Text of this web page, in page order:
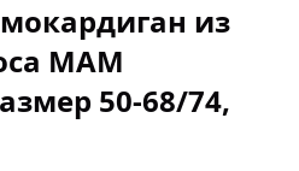
из
MAM
50-68/74,